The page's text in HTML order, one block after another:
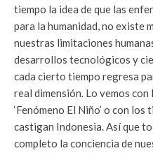
tiempo la idea de que las
para la humanidad, no existe
nuestras limitaciones
desarrollos tecnológicos y
cada cierto tiempo regresa
real dimensión. Lo vemos
‘Fenómeno El Niño’ o con
castigan Indonesia. Así que
completo la conciencia de